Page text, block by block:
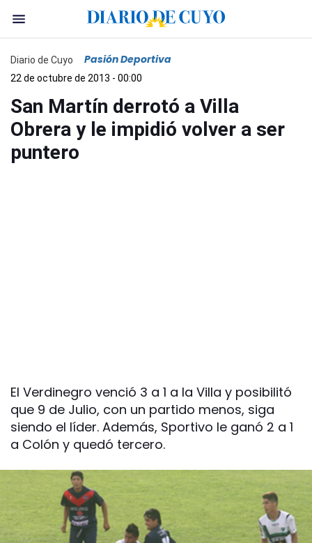
Diario de Cuyo Pasión Deportiva
22 de octubre de 2013 - 00:00
San Martín derrotó a Villa
Obrera y le impidió volver a ser
puntero
El Verdinegro venció 3 a 1 a la Villa y posibilitó
que 9 de Julio, con un partido menos, siga
siendo el líder. Además, Sportivo le ganó 2 a 1
a Colón y quedó tercero.